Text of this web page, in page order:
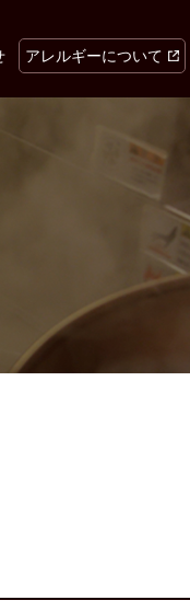
アレルギーについて